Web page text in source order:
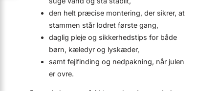
den helt præcise montering, der sikrer, at
stammen står lodret første gang,
daglig pleje og sikkerhedstips for både
børn, kæledyr og lyskæder,
samt fejlfinding og nedpakning, når julen
er ovre.